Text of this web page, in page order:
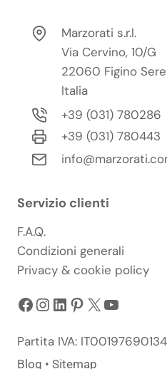
Marzorati s.r.l.
Via Cervino, 10/G
22060 Figino
Italia
+39 (031) 780286
+39 (031) 780443
Servizio clienti
F.A.Q.
Condizioni generali
Privacy & cookie policy
Facebook
Instagram
LinkedIn
Pinterest
X YouTube
Partita IVA: IT00197690134
Blog • Sitemap